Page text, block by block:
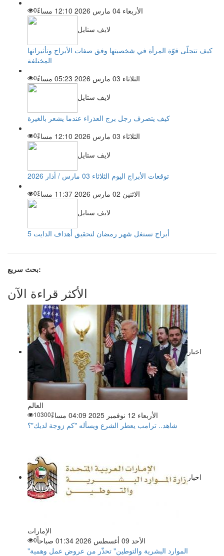
الأربعاء 04 مارس 2026 12:10 مساءً
0
لايف ستايل
كيف تتجلّى قوّة المرأة في شخصيتها وفق صفات الأبراج وتأثيراتها
المختلفة
الثلاثاء 03 مارس 2026 05:23 مساءً
0
لايف ستايل
كيف يتصرف رجل برج العذراء عندما يشعر بالغيرة
الثلاثاء 03 مارس 2026 12:10 مساءً
0
لايف ستايل
توقعات الأبراج اليوم الثلاثاء 03 مارس / أذار 2026
الاثنين 02 مارس 2026 11:37 مساءً
0
لايف ستايل
5 أبراج تستغل شهر رمضان لتحقيق أهداف الدايت
بحث سريع:
الأكثر قراءة الآن
اخبار
العالم
الأربعاء 12 نوفمبر 2025 04:09 مساءً
10300
شاهد.. ترامب يعطر الشرع ويسأله "كم زوجة لديك"؟
اخبار
الإمارات
الأحد 09 أغسطس 2026 01:34 صباحاً
0
"الموارد البشرية والتوطين" تحذّر من عروض عمل وهمية